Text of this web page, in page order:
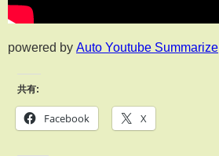
powered by Auto Youtube Summarize
共有:
Facebook X